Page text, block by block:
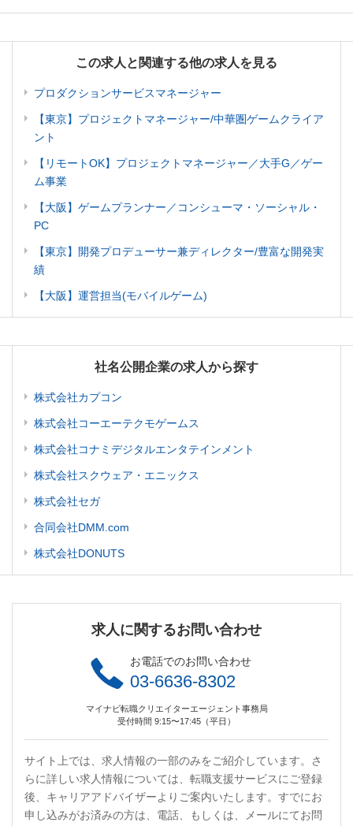
この求人と関連する他の求人を見る
プロダクションサービスマネージャー
【東京】プロジェクトマネージャー/中華圏ゲームクライア
ント
【リモートOK】プロジェクトマネージャー／大手G／ゲー
ム事業
【大阪】ゲームプランナー／コンシューマ・ソーシャル・
PC
【東京】開発プロデューサー兼ディレクター/豊富な開発実
績
【大阪】運営担当(モバイルゲーム)
社名公開企業の求人から探す
株式会社カプコン
株式会社コーエーテクモゲームス
株式会社コナミデジタルエンタテインメント
株式会社スクウェア・エニックス
株式会社セガ
合同会社DMM.com
株式会社DONUTS
求人に関するお問い合わせ
お電話でのお問い合わせ
03-6636-8302
マイナビ転職クリエイターエージェント事務局
受付時間 9:15〜17:45（平日）
サイト上では、求人情報の一部のみをご紹介しています。さ
らに詳しい求人情報については、転職支援サービスにご登録
後、キャリアアドバイザーよりご案内いたします。すでにお
申し込みがお済みの方は、電話、もしくは、メールにてお問